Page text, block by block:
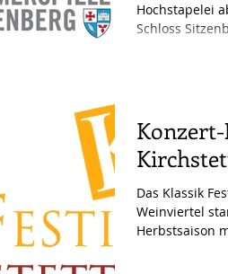
Hochstapelei
Schloss
Das Klassik
Weinviertel
Herbstsaison